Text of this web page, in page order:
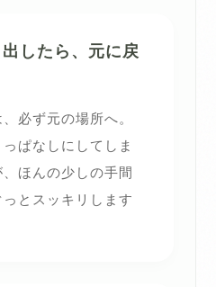
したら、元に戻
必ず元の場所へ。
ぱなしにしてしま
ほんの少しの手間
とスッキリします